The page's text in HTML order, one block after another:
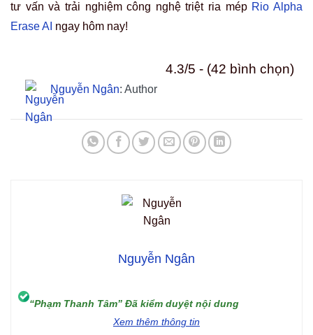
tư vấn và trải nghiệm công nghệ triệt ria mép Rio Alpha
Erase AI ngay hôm nay!
4.3/5 - (42 bình chọn)
Nguyễn Ngân: Author
Nguyễn Ngân
“Phạm Thanh Tâm” Đã kiểm duyệt nội dung
Xem thêm thông tin